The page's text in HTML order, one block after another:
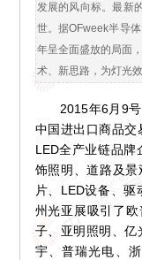
发展的风向标。最新
世。据OFweek半导
年呈全面盛放的局面
术、新思路，为灯光
2015年6月9号
中国进出口商品交
LED全产业链品牌
饰照明、道路及
片、LED设备、
州光亚展吸引了
子、亚明照明、亿
宇、普瑞光电、